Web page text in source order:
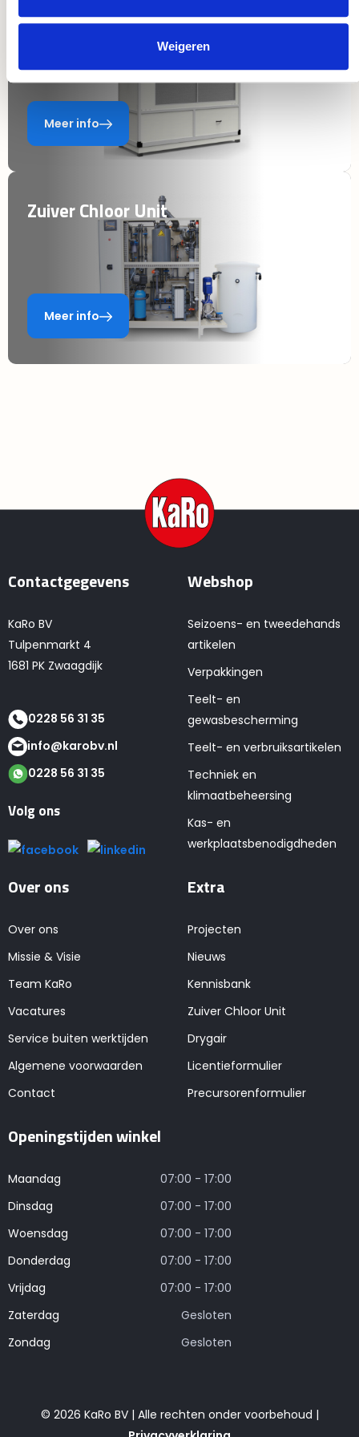
Weigeren
DryGair
Meer info
Zuiver Chloor Unit
Meer info
Contactgegevens
KaRo BV
Tulpenmarkt 4
1681 PK Zwaagdijk
0228 56 31 35
info@karobv.nl
0228 56 31 35
Volg ons
Webshop
Seizoens- en tweedehands
artikelen
Verpakkingen
Teelt- en
gewasbescherming
Teelt- en verbruiksartikelen
Techniek en
klimaatbeheersing
Kas- en
werkplaatsbenodigdheden
Over ons
Over ons
Missie & Visie
Team KaRo
Vacatures
Service buiten werktijden
Algemene voorwaarden
Contact
Extra
Projecten
Nieuws
Kennisbank
Zuiver Chloor Unit
Drygair
Licentieformulier
Precursorenformulier
Openingstijden winkel
Maandag
07:00 - 17:00
Dinsdag
07:00 - 17:00
Woensdag
07:00 - 17:00
Donderdag
07:00 - 17:00
Vrijdag
07:00 - 17:00
Zaterdag
Gesloten
Zondag
Gesloten
© 2026 KaRo BV | Alle rechten onder voorbehoud |